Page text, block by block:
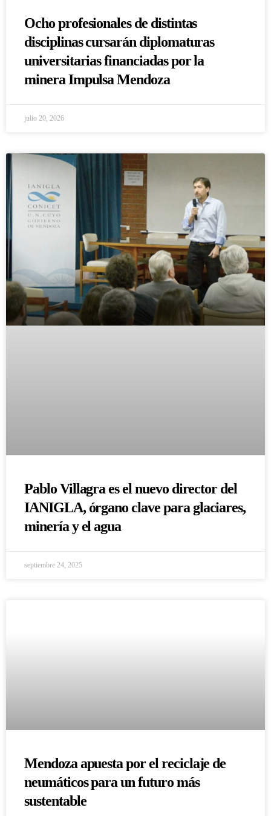
Ocho profesionales de distintas
disciplinas cursarán diplomaturas
universitarias financiadas por la
minera Impulsa Mendoza
julio 20, 2026
Pablo Villagra es el nuevo director del
IANIGLA, órgano clave para glaciares,
minería y el agua
septiembre 24, 2025
Mendoza apuesta por el reciclaje de
neumáticos para un futuro más
sustentable